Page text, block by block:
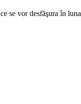
ce se vor desfăşura în